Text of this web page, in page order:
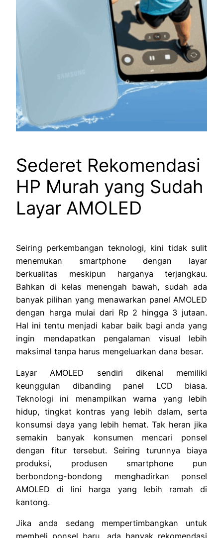
Sederet Rekomendasi
HP Murah yang Sudah
Layar AMOLED
Seiring perkembangan teknologi, kini tidak sulit
menemukan smartphone dengan layar
berkualitas meskipun harganya terjangkau.
Bahkan di kelas menengah bawah, sudah ada
banyak pilihan yang menawarkan panel AMOLED
dengan harga mulai dari Rp 2 hingga 3 jutaan.
Hal ini tentu menjadi kabar baik bagi anda yang
ingin mendapatkan pengalaman visual lebih
maksimal tanpa harus mengeluarkan dana besar.
Layar AMOLED sendiri dikenal memiliki
keunggulan dibanding panel LCD biasa.
Teknologi ini menampilkan warna yang lebih
hidup, tingkat kontras yang lebih dalam, serta
konsumsi daya yang lebih hemat. Tak heran jika
semakin banyak konsumen mencari ponsel
dengan fitur tersebut. Seiring turunnya biaya
produksi, produsen smartphone pun
berbondong-bondong menghadirkan ponsel
AMOLED di lini harga yang lebih ramah di
kantong.
Jika anda sedang mempertimbangkan untuk
membeli ponsel baru, ada banyak rekomendasi